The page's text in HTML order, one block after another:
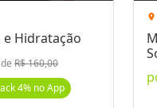
e Hidratação
de R$ 160,00
4%no App
location_on